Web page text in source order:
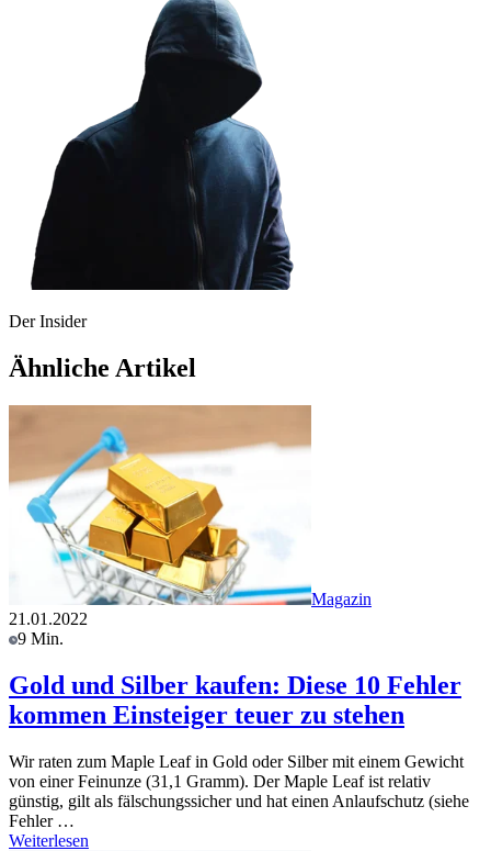
Der Insider
Ähnliche Artikel
Magazin
21.01.2022
9 Min.
Gold und Silber kaufen: Diese 10 Fehler
kommen Einsteiger teuer zu stehen
Wir raten zum Maple Leaf in Gold oder Silber mit einem Gewicht
von einer Feinunze (31,1 Gramm). Der Maple Leaf ist relativ
günstig, gilt als fälschungssicher und hat einen Anlaufschutz (siehe
Fehler …
Weiterlesen